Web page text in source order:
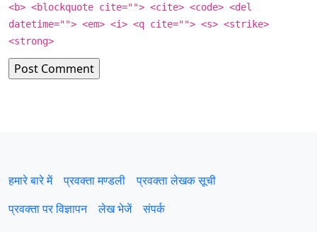
<b> <blockquote cite=""> <cite> <code> <del
datetime=""> <em> <i> <q cite=""> <s> <strike>
<strong>
हमारे बारे में प्रवक्‍ता मण्डली
प्रवक्ता लेखक सूची
प्रवक्ता पर विज्ञापन
लेख भेजें संपर्क